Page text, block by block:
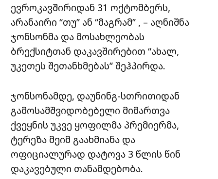
ევროკავშირიდან 31 ოქტომბერს,
არანაირი “თუ” ან “მაგრამ” , – აღნიშნა
ჯონსონმა და მოსახლეობას
ბრექსიტთან დაკავშირებით “ახალ,
უკეთეს შეთანხმებას” შეჰპირდა.
ჯონსონამდე, დაუნინგ-სთრითიდან
გამოსამშვიდობებელი მიმართვა
ქვეყნის უკვე ყოფილმა პრემიერმა,
ტერეზა მეიმ გაახმიანა და
ოფიციალურად დატოვა 3 წლის წინ
დაკავებული თანამდებობა.